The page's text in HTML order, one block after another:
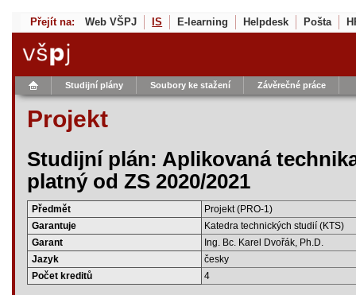
Přejít na: Web VŠPJ IS E-learning Helpdesk Pošta
Studijní plány Soubory ke stažení Závěrečné práce
Projekt
Studijní plán: Aplikovaná
platný od ZS 2020/2021
Předmět
Projekt (PRO-1)
Garantuje
Katedra technických studií (KTS)
Garant
Ing. Bc. Karel Dvořák, Ph.D.
Jazyk
česky
Počet kreditů
4